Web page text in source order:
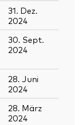
31. Dez.
2024
30. Sept.
2024
28. Juni
2024
28. März
2024